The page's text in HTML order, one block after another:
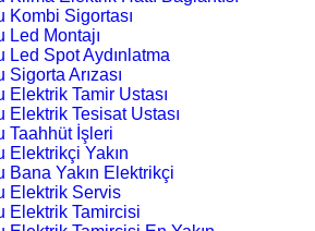
Kombi Sigortası
Led Montajı
Led Spot Aydınlatma
Sigorta Arızası
Elektrik Tamir Ustası
Elektrik Tesisat Ustası
Taahhüt İşleri
Elektrikçi Yakın
Bana Yakın Elektrikçi
Elektrik Servis
Elektrik Tamircisi